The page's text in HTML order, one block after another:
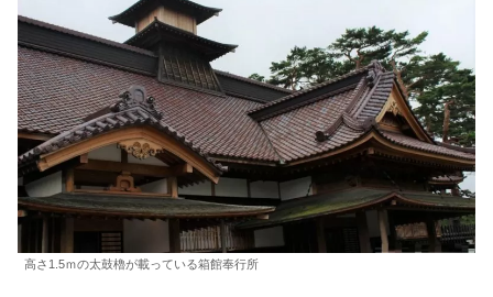
高さ1.5ｍの太鼓櫓が載っている箱館奉行所